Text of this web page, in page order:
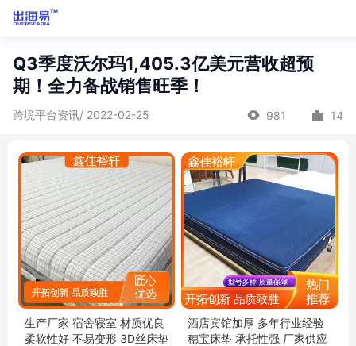
Q3季度沃尔玛1,405.3亿美元营收超预
期！全力备战销售旺季！
跨境平台资讯/ 2022-02-25 981 14
生产厂家 宿舍寝室 材质优良
柔软性好 不易变形 3D丝床垫
酒店宾馆加厚 多年行业经验
穗宝床垫 承托性强 厂家供应